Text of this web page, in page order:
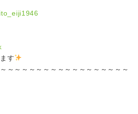
す
～～～～～～～～～～～～～～～～～